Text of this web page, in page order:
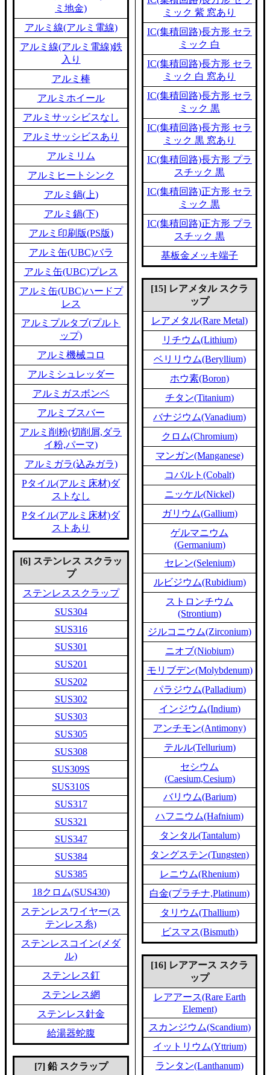
ミ地金)
アルミ線(アルミ電線)
アルミ線(アルミ電線)鉄
入り
アルミ棒
アルミホイール
アルミサッシビスなし
アルミサッシビスあり
アルミリム
アルミヒートシンク
アルミ鍋(上)
アルミ鍋(下)
アルミ印刷版(PS版)
アルミ缶(UBC)バラ
アルミ缶(UBC)プレス
アルミ缶(UBC)ハードプ
レス
アルミプルタブ(プルト
ップ)
アルミ機械コロ
アルミシュレッダー
アルミガスボンベ
アルミブスバー
アルミ削粉(切削屑,ダラ
イ粉,パーマ)
アルミガラ(込みガラ)
Pタイル(アルミ床材)ダ
ストなし
Pタイル(アルミ床材)ダ
ストあり
[6] ステンレス スクラッ
プ
ステンレススクラップ
SUS304
SUS316
SUS301
SUS201
SUS202
SUS302
SUS303
SUS305
SUS308
SUS309S
SUS310S
SUS317
SUS321
SUS347
SUS384
SUS385
18クロム(SUS430)
ステンレスワイヤー(ス
テンレス糸)
ステンレスコイン(メダ
ル)
ステンレス釘
ステンレス網
ステンレス針金
給湯器蛇腹
[7] 鉛 スクラップ
ミック 紫 窓あり
IC(集積回路)長方形 セラ
ミック 白
IC(集積回路)長方形 セラ
ミック 白 窓あり
IC(集積回路)長方形 セラ
ミック 黒
IC(集積回路)長方形 セラ
ミック 黒 窓あり
IC(集積回路)長方形 プラ
スチック 黒
IC(集積回路)正方形 セラ
ミック 黒
IC(集積回路)正方形 プラ
スチック 黒
基板金メッキ端子
[15] レアメタル スクラ
ップ
レアメタル(Rare Metal)
リチウム(Lithium)
ベリリウム(Beryllium)
ホウ素(Boron)
チタン(Titanium)
バナジウム(Vanadium)
クロム(Chromium)
マンガン(Manganese)
コバルト(Cobalt)
ニッケル(Nickel)
ガリウム(Gallium)
ゲルマニウム
(Germanium)
セレン(Selenium)
ルビジウム(Rubidium)
ストロンチウム
(Strontium)
ジルコニウム(Zirconium)
ニオブ(Niobium)
モリブデン(Molybdenum)
パラジウム(Palladium)
インジウム(Indium)
アンチモン(Antimony)
テルル(Tellurium)
セシウム
(Caesium,Cesium)
バリウム(Barium)
ハフニウム(Hafnium)
タンタル(Tantalum)
タングステン(Tungsten)
レニウム(Rhenium)
白金(プラチナ,Platinum)
タリウム(Thallium)
ビスマス(Bismuth)
[16] レアアース スクラ
ップ
レアアース(Rare Earth
Element)
スカンジウム(Scandium)
イットリウム(Yttrium)
ランタン(Lanthanum)